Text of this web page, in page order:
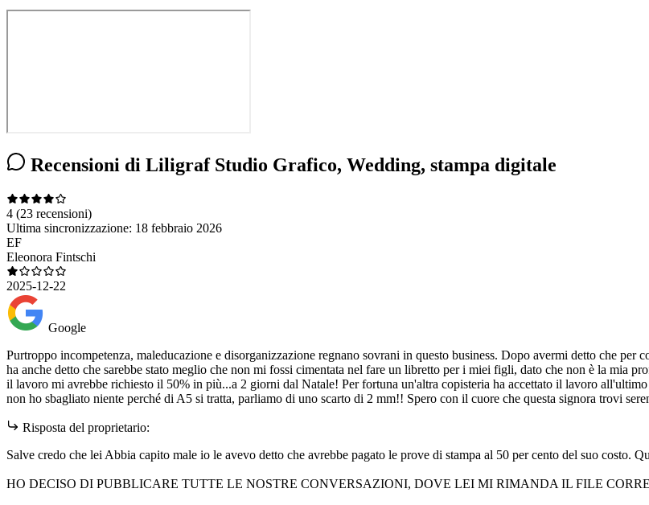
Recensioni di Liligraf Studio Grafico, Wedding, stampa digitale
4 (23 recensioni)
Ultima sincronizzazione: 18 febbraio 2026
EF
Eleonora Fintschi
2025-12-22
Google
Purtroppo incompetenza, maleducazione e disorganizzazione regnano sovrani in questo business. Dopo avermi detto che per
ha anche detto che sarebbe stato meglio che non mi fossi cimentata nel fare un libretto per i miei figli, dato che non è la mia
il lavoro mi avrebbe richiesto il 50% in più...a 2 giorni dal Natale! Per fortuna un'altra copisteria ha accettato il lavoro
non ho sbagliato niente perché di A5 si tratta, parliamo di uno scarto di 2 mm!! Spero con il cuore che questa signora trovi
Risposta del proprietario:
Salve credo che lei Abbia capito male io le avevo detto che avrebbe pagato le prove di stampa al 50 per cento del suo costo.
HO DECISO DI PUBBLICARE TUTTE LE NOSTRE CONVERSAZIONI, DOVE LEI MI RIMANDA IL FILE